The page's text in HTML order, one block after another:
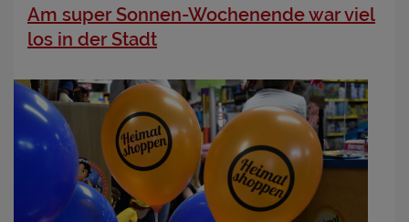
Am super Sonnen-Wochenende war viel
los in der Stadt